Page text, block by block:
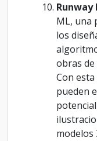
Runway
ML, una
los
obras
Con
pueden
modelos